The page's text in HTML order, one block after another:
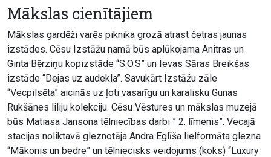
Mākslas cienītājiem
Mākslas gardēži varēs piknika grozā atrast četras jaunas
izstādes. Cēsu Izstāžu namā būs aplūkojama Anitras un
Ginta Bērziņu kopizstāde “S.O.S” un Ievas Sāras Breikšas
izstāde “Dejas uz audekla”. Savukārt Izstāžu zāle
“Vecpilsēta” aicinās uz ļoti vasarīgu un karalisku Gunas
Rukšānes liliju kolekciju. Cēsu Vēstures un mākslas muzejā
būs Matiasa Jansona tēlniecības darbi ” 2. līmenis”. Vecajā
stacijas noliktavā gleznotāja Andra Eglīša lielformāta glezna
“Mākonis un bedre” un tēlniecisks veidojums (koks) “Luxury